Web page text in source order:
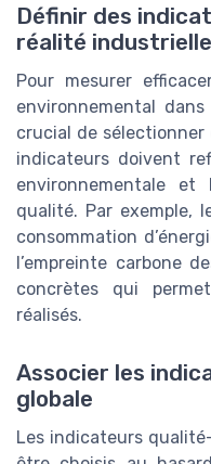
Définir des
réalité industrielle
Pour mesurer
environnemental
crucial de
indicateurs doivent
environnementale
qualité. Par exemple,
consommation
l’empreinte carbone
concrètes qui
réalisés.
Associer les
globale
Les indicateurs